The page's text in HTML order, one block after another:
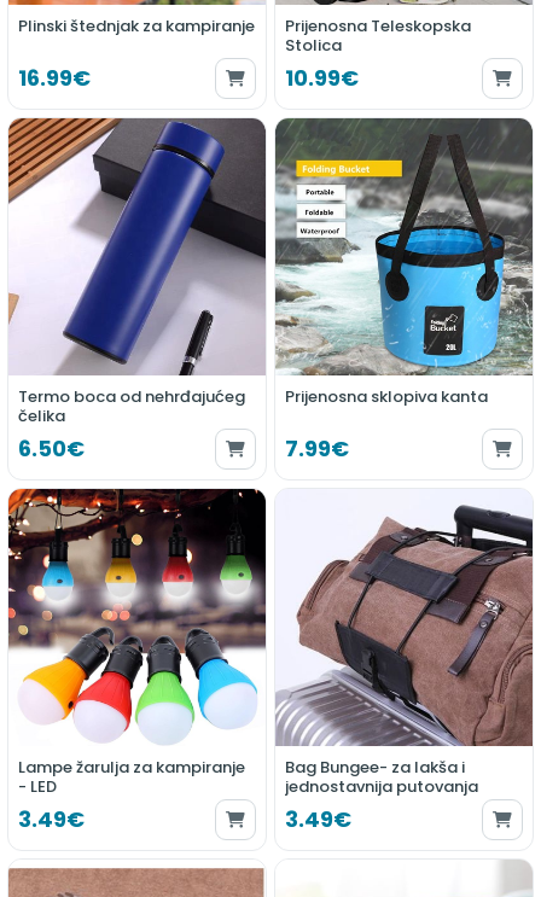
Plinski štednjak za kampiranje
16.99€
Prijenosna Teleskopska
Stolica
10.99€
Termo boca od nehrđajućeg
čelika
6.50€
Prijenosna sklopiva kanta
7.99€
Lampe žarulja za kampiranje
- LED
3.49€
Bag Bungee- za lakša i
jednostavnija putovanja
3.49€